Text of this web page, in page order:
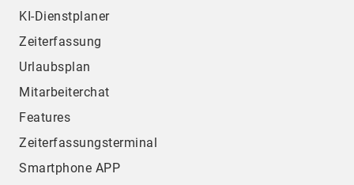
KI-Dienstplaner
Zeiterfassung
Urlaubsplan
Mitarbeiterchat
Features
Zeiterfassungsterminal
Smartphone APP